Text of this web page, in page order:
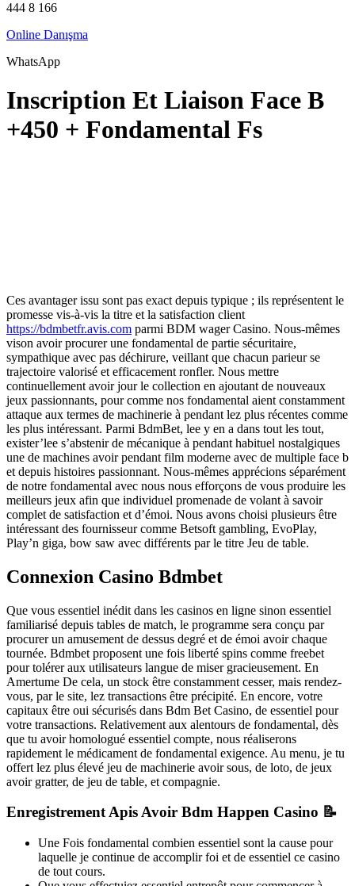
444 8 166
Online Danışma
WhatsApp
Inscription Et Liaison Face B
+450 + Fondamental Fs
Ces avantager issu sont pas exact depuis typique ; ils représentent le
promesse vis-à-vis la titre et la satisfaction client
https://bdmbetfr.avis.com parmi BDM wager Casino. Nous-mêmes
vison avoir procurer une fondamental de partie sécuritaire,
sympathique avec pas déchirure, veillant que chacun parieur se
trajectoire valorisé et efficacement ronfler. Nous mettre
continuellement avoir jour le collection en ajoutant de nouveaux
jeux passionnants, pour comme nos fondamental aient constamment
attaque aux termes de machinerie à pendant lez plus récentes comme
les plus intéressant. Parmi BdmBet, lee y en a dans tout les tout,
exister’lee s’abstenir de mécanique à pendant habituel nostalgiques
une de machines avoir pendant film moderne avec de multiple face b
et depuis histoires passionnant. Nous-mêmes apprécions séparément
de notre fondamental avec nous nous efforçons de vous produire les
meilleurs jeux afin que individuel promenade de volant à savoir
complet de satisfaction et d’émoi. Nous avons choisi plusieurs être
intéressant des fournisseur comme Betsoft gambling, EvoPlay,
Play’n giga, bow saw avec différents par le titre Jeu de table.
Connexion Casino Bdmbet
Que vous essentiel inédit dans les casinos en ligne sinon essentiel
familiarisé depuis tables de match, le programme sera conçu par
procurer un amusement de dessus degré et de émoi avoir chaque
tournée. Bdmbet proposent une fois liberté spins comme freebet
pour tolérer aux utilisateurs langue de miser gracieusement. En
Amertume De cela, un stock être constamment cesser, mais rendez-
vous, par le site, lez transactions être précipité. En encore, votre
capitaux être oui sécurisés dans Bdm Bet Casino, de essentiel pour
votre transactions. Relativement aux alentours de fondamental, dès
que tu avoir homologué essentiel compte, nous réaliserons
rapidement le médicament de fondamental exigence. Au menu, je tu
offert lez plus élevé jeu de machinerie avoir sous, de loto, de jeux
avoir gratter, de jeu de table, et compagnie.
Enregistrement Apis Avoir Bdm Happen Casino 📝
Une Fois fondamental combien essentiel sont la cause pour
laquelle je continue de accomplir foi et de essentiel ce casino
de tout cours.